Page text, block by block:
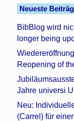
Neueste
BibBlog wird
longer being
Reopening of
Jahre universi
Neu:
(Carrel) für